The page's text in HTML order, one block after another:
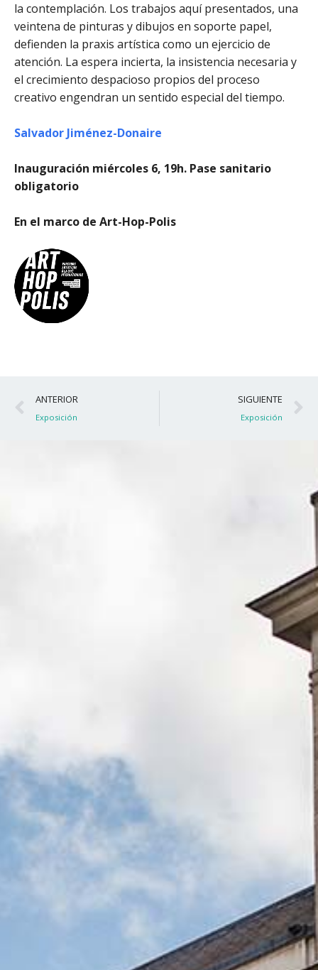
la contemplación. Los trabajos aquí presentados, una
veintena de pinturas y dibujos en soporte papel,
defienden la praxis artística como un ejercicio de
atención. La espera incierta, la insistencia necesaria y
el crecimiento despacioso propios del proceso
creativo engendran un sentido especial del tiempo.
Salvador Jiménez-Donaire
Inauguración miércoles 6, 19h. Pase sanitario
obligatorio
En el marco de Art-Hop-Polis
Ant
ANTERIOR
Exposición
SIGUIENTE
Exposición